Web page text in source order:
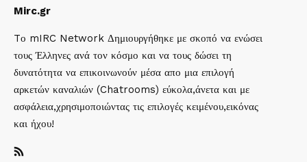
Mirc.gr
Tο mIRC Network Δημιουργήθηκε με σκοπό να ενώσει
τους Έλληνες ανά τον κόσμο και να τους δώσει τη
δυνατότητα να επικοινωνούν μέσα απο μια επιλογή
αρκετών καναλιών (Chatrooms) εύκολα,άνετα και με
ασφάλεια,χρησιμοποιώντας τις επιλογές κειμένου,εικόνας
και ήχου!